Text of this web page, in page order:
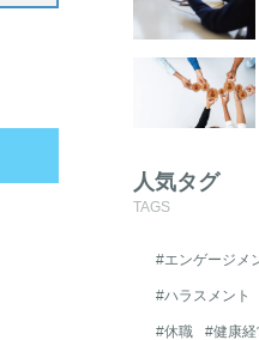
人気タグ
TAGS
#エンゲージメ
#ハラスメント
#休職 #健康経